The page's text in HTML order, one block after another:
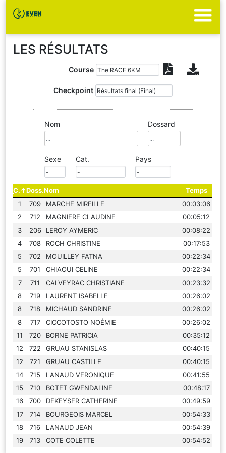
LES RÉSULTATS
Course
Checkpoint
Nom Dossard
Sexe Cat. Pays
C. Doss.Nom
Temps
1
709 MARCHE MIREILLE
00:03:06
2
712 MAGNIERE CLAUDINE
00:05:12
3
206 LEROY AYMERIC
00:08:22
4
708 ROCH CHRISTINE
00:17:53
5
702 MOUILLEY FATNA
00:22:34
5
701 CHIAOUI CELINE
00:22:34
7
711 CALVEYRAC CHRISTIANE
00:23:32
8
719 LAURENT ISABELLE
00:26:02
8
718 MICHAUD SANDRINE
00:26:02
8
717 CICCOTOSTO NOÉMIE
00:26:02
11
720 BORNE PATRICIA
00:35:12
12
722 GRUAU STANISLAS
00:40:15
12
721 GRUAU CASTILLE
00:40:15
14
715 LANAUD VERONIQUE
00:41:55
15
710 BOTET GWENDALINE
00:48:17
16
700 DEKEYSER CATHERINE
00:49:59
17
714 BOURGEOIS MARCEL
00:54:33
18
716 LANAUD JEAN
00:54:39
19
713 COTE COLETTE 00:54:52